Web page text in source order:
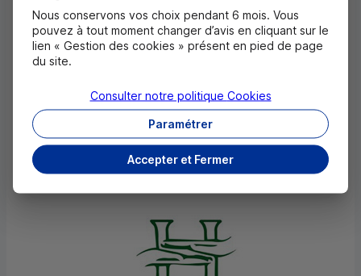
multidimensionnel destiné aux patients, aux familles
et aux soignants, dans une démarche qui encourage
la pratique d’activités et qui participe à l’amélioration
de la santé physique et mentale des personnes
accueillies ou travaillant à l’hôpital. Il comprendra
des modules extérieurs et intérieurs ainsi qu’un
module mobile pour les enfants en pédiatrie.
Nous conservons vos choix pendant 6 mois. Vous
pouvez à tout moment changer d’avis en cliquant sur le
lien « Gestion des cookies » présent en pied de page
du site.
Accepter et Fermer
Paramétrer
Consulter notre politique Cookies